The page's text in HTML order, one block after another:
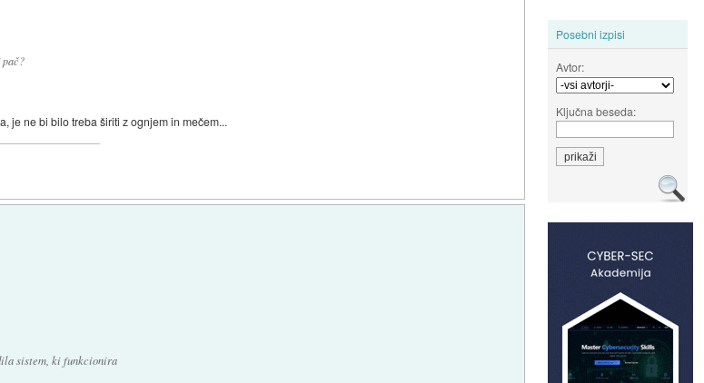
Posebni izpisi
Avtor:
Ključna beseda:
je ne bi bilo treba širiti z ognjem in mečem...
sistem, ki funkcionira